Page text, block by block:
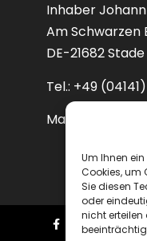
Um Ihnen
Cookies, um
Sie diesen
oder
nicht erteilen
Inhaber
Am Schwarzen
DE-21682 Stade
Tel.: +49
Mail: